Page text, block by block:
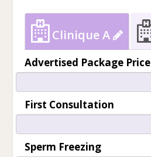
Clinique A
Advertised Package Price
First Consultation
Sperm Freezing